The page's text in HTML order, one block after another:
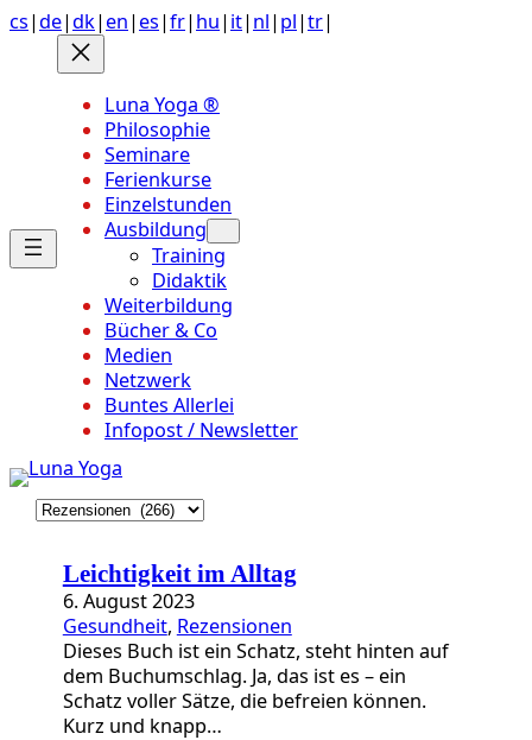
Anchor
Zum
Inhalt
springen
cs|de|dk| en| es|fr| hu| it| nl| pl|tr|
Luna Yoga ®
Philosophie
Seminare
Ferienkurse
Einzelstunden
Ausbildung
Training
Didaktik
Weiterbildung
Bücher & Co
Medien
Netzwerk
Buntes Allerlei
Infopost / Newsletter
K
Leichtigkeit im Alltag
6. August 2023
Gesundheit, Rezensionen
Dieses Buch ist ein Schatz, steht hinten auf
dem Buchumschlag. Ja, das ist es – ein
Schatz voller Sätze, die befreien können.
Kurz und knapp…